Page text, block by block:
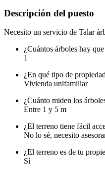
Descripción del puesto
Necesito un servicio de Talar
¿Cuántos árboles hay
1
¿En qué tipo de
Vivienda unifamiliar
¿Cuánto miden los
Entre 1 y 5 m
¿El terreno tiene fácil
No lo sé, necesito
¿El terreno es de tu
Sí